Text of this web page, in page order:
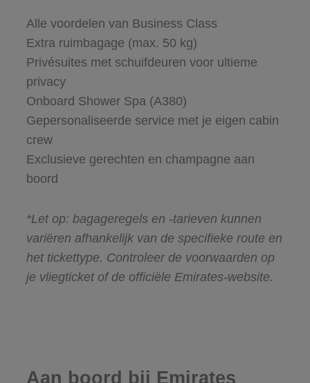
Alle voordelen van Business Class
Extra ruimbagage (max. 50 kg)
Privésuites met schuifdeuren voor ultieme
privacy
Onboard Shower Spa (A380)
Gepersonaliseerde service met je eigen cabin
crew
Exclusieve gerechten en champagne aan
boord
*Let op: bagageregels en -tarieven kunnen
variëren afhankelijk van de specifieke route en
het tickettype. Controleer de voorwaarden op
je vliegticket of de officiële Emirates-website.
Aan boord bij Emirates